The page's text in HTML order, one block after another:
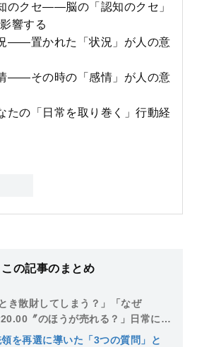
セ――脳の「認知のクセ」
響する
置かれた「状況」が人の意
その時の「感情」が人の意
の「日常を取り巻く」行動経
この記事のまとめ
き散財してしまう？」「なぜ
〞のほうが売れる？」日常に潜
を再選に導いた「3つの質問」と